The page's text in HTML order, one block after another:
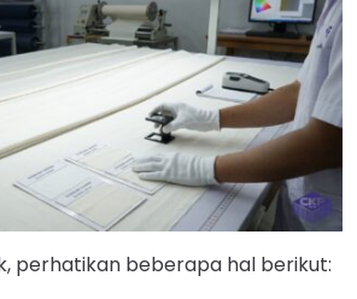
perhatikan beberapa hal berikut: